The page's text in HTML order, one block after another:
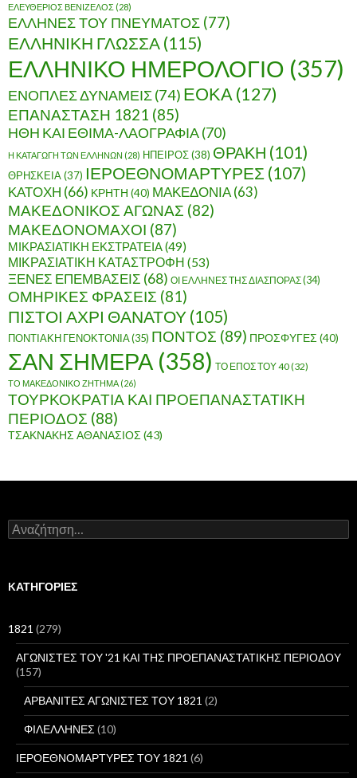
ΕΛΕΥΘΕΡΙΟΣ ΒΕΝΙΖΕΛΟΣ (28)
ΕΛΛΗΝΕΣ ΤΟΥ ΠΝΕΥΜΑΤΟΣ (77)
ΕΛΛΗΝΙΚΗ ΓΛΩΣΣΑ (115)
ΕΛΛΗΝΙΚΟ ΗΜΕΡΟΛΟΓΙΟ (357)
ΕΝΟΠΛΕΣ ΔΥΝΑΜΕΙΣ(74) ΕΟΚΑ (127)
ΕΠΑΝΑΣΤΑΣΗ 1821 (85)
ΗΘΗ ΚΑΙ ΕΘΙΜΑ-ΛΑΟΓΡΑΦΙΑ(70)
Η ΚΑΤΑΓΩΓΗ ΤΩΝ ΕΛΛΗΝΩΝ (28) ΗΠΕΙΡΟΣ(38) ΘΡΑΚΗ (101)
ΘΡΗΣΚΕΙΑ(37) ΙΕΡΟΕΘΝΟΜΑΡΤΥΡΕΣ (107)
ΚΑΤΟΧΗ (66) ΚΡΗΤΗ (40) ΜΑΚΕΔΟΝΙΑ(63)
ΜΑΚΕΔΟΝΙΚΟΣ ΑΓΩΝΑΣ (82)
ΜΑΚΕΔΟΝΟΜΑΧΟΙ (87)
ΜΙΚΡΑΣΙΑΤΙΚΗ ΕΚΣΤΡΑΤΕΙΑ(49)
ΜΙΚΡΑΣΙΑΤΙΚΗ ΚΑΤΑΣΤΡΟΦΗ (53)
ΞΕΝΕΣ ΕΠΕΜΒΑΣΕΙΣ (68) ΟΙ ΕΛΛΗΝΕΣ ΤΗΣ ΔΙΑΣΠΟΡΑΣ(34)
ΟΜΗΡΙΚΕΣ ΦΡΑΣΕΙΣ (81)
ΠΙΣΤΟΙ ΑΧΡΙ ΘΑΝΑΤΟΥ (105)
ΠΟΝΤΙΑΚΗ ΓΕΝΟΚΤΟΝΙΑ(35) ΠΟΝΤΟΣ (89) ΠΡΟΣΦΥΓΕΣ (40)
ΣΑΝ ΣΗΜΕΡΑ (358) ΤΟ ΕΠΟΣ ΤΟΥ 40(32)
ΤΟ ΜΑΚΕΔΟΝΙΚΟ ΖΗΤΗΜΑ (26)
ΤΟΥΡΚΟΚΡΑΤΙΑ ΚΑΙ ΠΡΟΕΠΑΝΑΣΤΑΤΙΚΗ
ΠΕΡΙΟΔΟΣ (88)
ΤΣΑΚΝΑΚΗΣ ΑΘΑΝΑΣΙΟΣ (43)
Α
ν
ή
σ
KΑΤΗΓΟΡΊΕΣ
1821 (279)
ΑΓΩΝΙΣΤΕΣ ΤΟΥ '21 ΚΑΙ ΤΗΣ ΠΡΟΕΠΑΝΑΣΤΑΤΙΚΗΣ ΠΕΡΙΟΔΟΥ
(157)
ΑΡΒΑΝΙΤΕΣ ΑΓΩΝΙΣΤΕΣ ΤΟΥ 1821 (2)
ΦΙΛΕΛΛΗΝΕΣ (10)
ΙΕΡΟΕΘΝΟΜΑΡΤΥΡΕΣ ΤΟΥ 1821 (6)